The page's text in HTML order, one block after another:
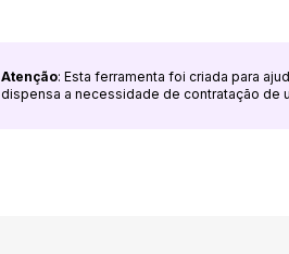
Atenção: Esta ferramenta foi criada para
dispensa a necessidade de contratação de